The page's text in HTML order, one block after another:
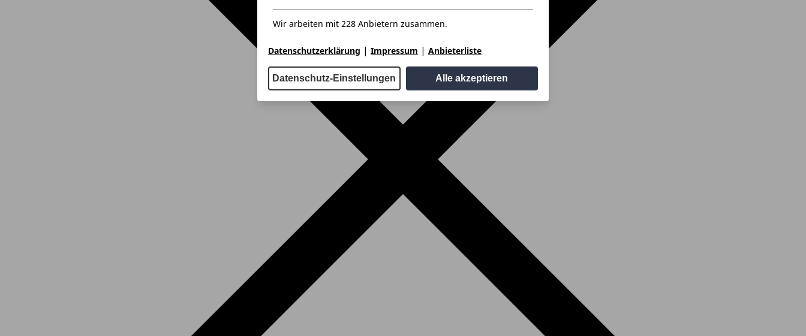
Wir arbeiten mit 228 Anbietern zusammen.
Datenschutzerklärung | Impressum | Anbieterliste
Datenschutz-Einstellungen Alle akzeptieren